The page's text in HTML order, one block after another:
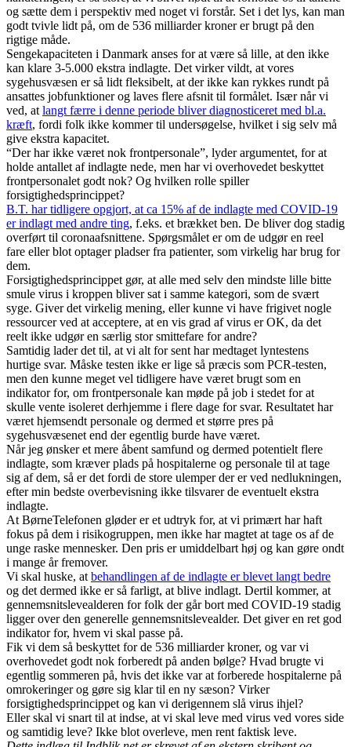
og sætte dem i perspektiv med noget vi forstår. Set i det lys, kan man
godt tvivle lidt på, om de 536 milliarder kroner er brugt på den
rigtige måde.
Sengekapaciteten i Danmark anses for at være så lille, at den ikke
kan klare 3-5.000 ekstra indlagte. Det virker vildt, at vores
sygehusvæsen er så lidt fleksibelt, at der ikke kan rykkes rundt på
ansattes jobfunktioner og laves flere afsnit til formålet. Især når vi
ved, at langt færre i denne periode bliver diagnosticeret med bl.a.
kræft, fordi folk ikke kommer til undersøgelse, hvilket i sig selv må
give ekstra kapacitet.
“Der har ikke været nok frontpersonale”, lyder argumentet, for at
holde antallet af indlagte nede, men har vi overhovedet beskyttet
frontpersonalet godt nok? Og hvilken rolle spiller
forsigtighedsprincippet?
B.T. har tidligere opgjort, at ca 15% af de indlagte med COVID-19
er indlagt med andre ting, f.eks. et brækket ben. De bliver dog stadig
overført til coronaafsnittene. Spørgsmålet er om de udgør en reel
fare eller blot optager pladser fra patienter, som virkelig har brug for
dem.
Forsigtighedsprincippet gør, at alle med selv den mindste lille bitte
smule virus i kroppen bliver sat i samme kategori, som de svært
syge. Giver det virkelig mening, eller kunne vi have frigivet nogle
ressourcer ved at acceptere, at en vis grad af virus er OK, da det
reelt ikke udgør en særlig stor smittefare for andre?
Samtidig lader det til, at vi alt for sent har medtaget lyntestens
hurtige svar. Måske testen ikke er lige så præcis som PCR-testen,
men den kunne meget vel tidligere have været brugt som en
indikator for, om frontpersonale kan møde på job i stedet for at
skulle vente isoleret derhjemme i flere dage for svar. Resultatet har
været hjemsendt personale og dermed et større pres på
sygehusvæsenet end der egentlig burde have været.
Når jeg ønsker et mere åbent samfund og dermed potentielt flere
indlagte, som kræver plads på hospitalerne og personale til at tage
sig af dem, så er det fordi de store ulemper der er ved nedlukningen,
efter min bedste overbevisning ikke tilsvarer de eventuelt ekstra
indlagte.
At BørneTelefonen gløder er et udtryk for, at vi primært har haft
fokus på dem i risikogruppen, men ikke har magtet at tage os af de
unge raske mennesker. Den pris er umiddelbart høj og kan gøre ondt
i mange år fremover.
Vi skal huske, at behandlingen af de indlagte er blevet langt bedre
og det dermed ikke er så farligt, at blive indlagt. Dertil kommer, at
gennemsnitslevealderen for folk der går bort med COVID-19 stadig
ligger over den generelle gennemsnitslevealder. Det giver en ret god
indikator for, hvem vi skal passe på.
Fik vi dem så beskyttet for de 536 milliarder kroner, og var vi
overhovedet godt nok forberedt på anden bølge? Hvad brugte vi
egentlig sommeren på, hvis det ikke var at forberede hospitalerne på
omrokeringer og gøre sig klar til en ny sæson? Virker
forsigtighedsprincippet og kan vi derigennem slå virus ihjel?
Eller skal vi snart til at indse, at vi skal leve med virus ved vores side
og samtidig leve? Ikke blot overleve, men rent faktisk leve.